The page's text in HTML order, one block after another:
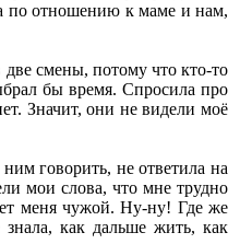
по отношению к маме и нам,
две смены, потому что кто-то
бы время. Спросила про
Значит, они не видели моё
говорить, не ответила на
мои слова, что мне трудно
меня чужой. Ну-ну! Где же
как дальше жить, как